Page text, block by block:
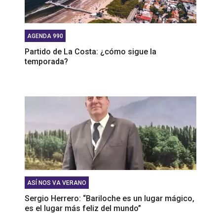
AGENDA 990
Partido de La Costa: ¿cómo sigue la
temporada?
ASÍ NOS VA VERANO
Sergio Herrero: “Bariloche es un lugar mágico,
es el lugar más feliz del mundo”